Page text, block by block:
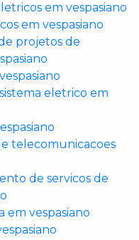
em vespasiano
em vespasiano
projetos de
eletrico em
telecomunicacoes
de servicos de
em vespasiano